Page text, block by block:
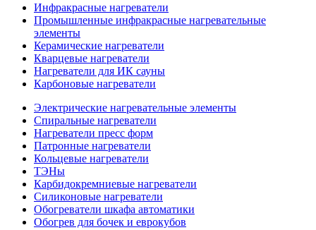
Инфракрасные нагреватели
Промышленные инфракрасные нагревательные
элементы
Керамические нагреватели
Кварцевые нагреватели
Нагреватели для ИК сауны
Карбоновые нагреватели
Электрические нагревательные элементы
Спиральные нагреватели
Нагреватели пресс форм
Патронные нагреватели
Кольцевые нагреватели
ТЭНы
Карбидокремниевые нагреватели
Силиконовые нагреватели
Обогреватели шкафа автоматики
Обогрев для бочек и еврокубов